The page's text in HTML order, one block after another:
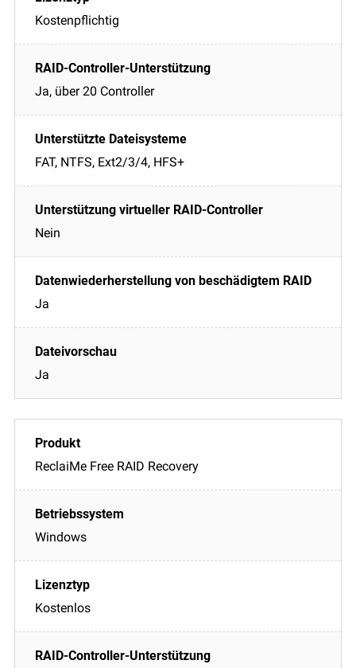
Kostenpflichtig
Ja, über 20 Controller
FAT, NTFS, Ext2/3/4, HFS+
Nein
Ja
Ja
ReclaiMe Free RAID Recovery
Windows
Kostenlos